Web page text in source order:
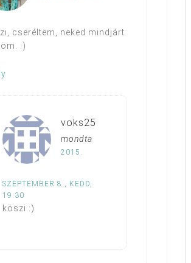
cseréltem, neked mindjárt
:)
voks25
mondta
2015.
SZEPTEMBER 8., KEDD,
19:30
köszi :)